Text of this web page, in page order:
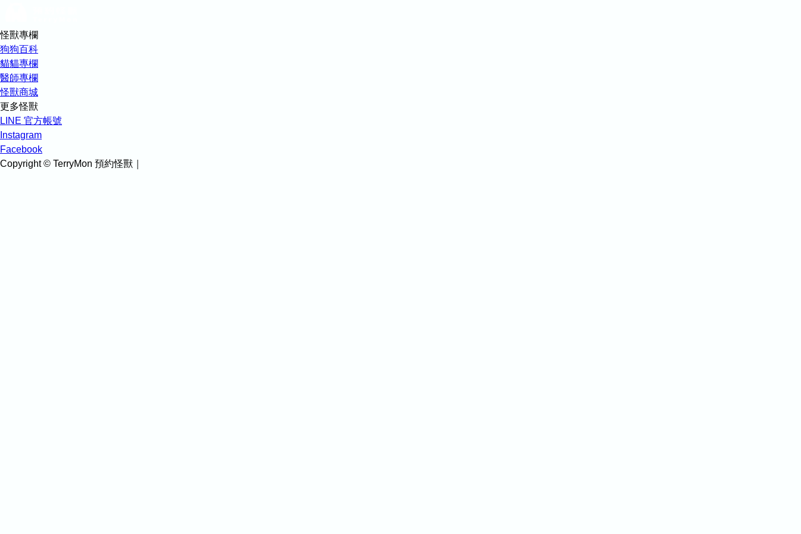
怪獸專欄
狗狗百科
貓貓專欄
醫師專欄
怪獸商城
更多怪獸
LINE 官方帳號
Instagram
Facebook
Copyright © TerryMon 預約怪獸｜